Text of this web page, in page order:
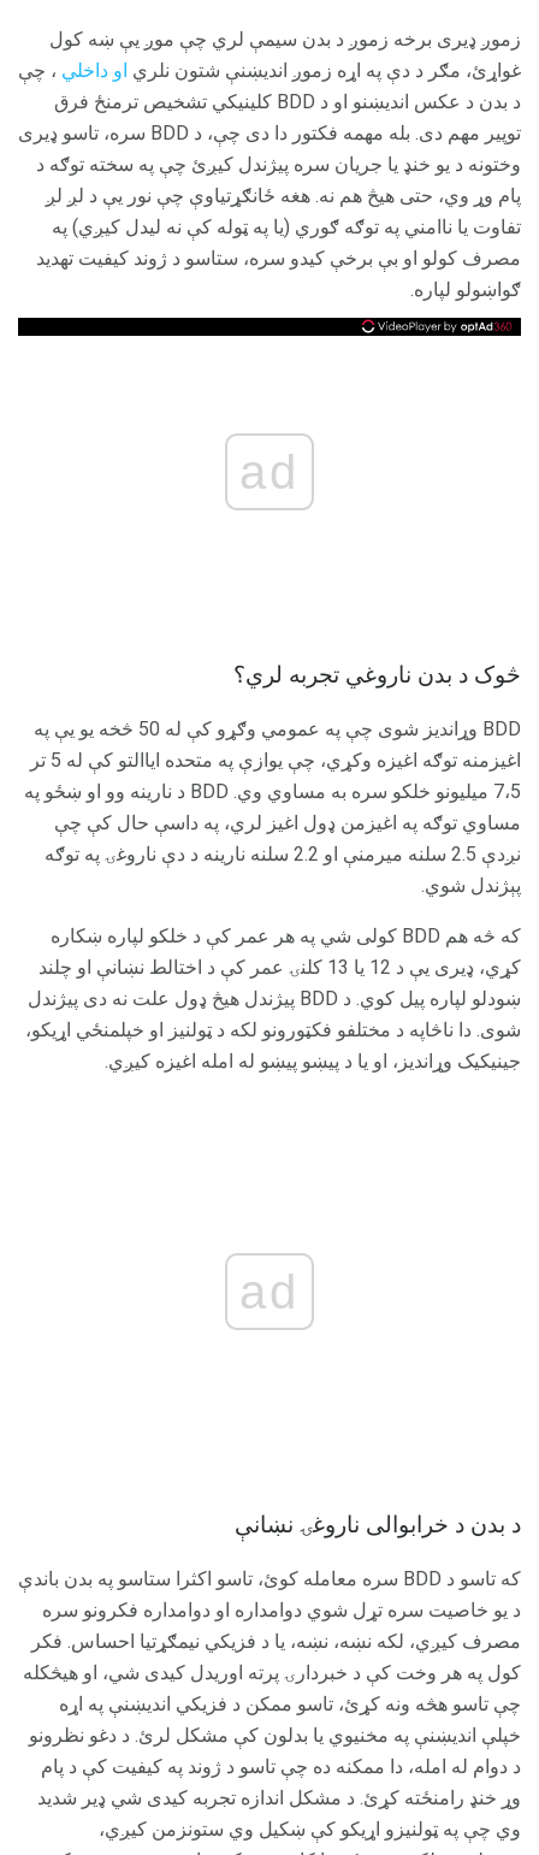
زموږ ډیری برخه زموږ د بدن سیمې لري چې موږ یې ښه کول
غواړئ، مګر د دې په اړه زموږ اندیښنې شتون نلري او داخلي ، چې
د بدن د عکس اندیښنو او د BDD کلینیکي تشخیص ترمنځ فرق
توپیر مهم دی. بله مهمه فکتور دا دی چې، د BDD سره، تاسو ډیری
وختونه د یو خنډ یا جریان سره پیژندل کیږئ چې په سخته توګه د
پام وړ وي، حتی هیڅ هم نه. هغه ځانګړتیاوې چې نور یې د لږ لږ
تفاوت یا ناامني په توګه ګوري (یا په ټوله کې نه لیدل کیږي) په
مصرف کولو او بې برخې کیدو سره، ستاسو د ژوند کیفیت تهدید
ګواښولو لپاره.
ad
څوک د بدن ناروغي تجربه لري؟
BDD وړاندیز شوی چې په عمومي وګړو کې له 50 څخه یو یې په
اغیزمنه توګه اغیزه وکړي، چې یوازې په متحده ایاالتو کې له 5 تر
7،5 میلیونو خلکو سره به مساوي وي. BDD د نارینه وو او ښځو په
مساوي توګه په اغیزمن ډول اغیز لري، په داسې حال کې چې
نږدې 2.5 سلنه میرمنې او 2.2 سلنه نارینه د دې ناروغۍ په توګه
پېژندل شوي.
که څه هم BDD کولی شي په هر عمر کې د خلکو لپاره ښکاره
کړي، ډیری یې د 12 یا 13 کلنۍ عمر کې د اختالط نښانې او چلند
ښودلو لپاره پیل کوي. د BDD پیژندل هیڅ ډول علت نه دی پیژندل
شوی. دا ناڅاپه د مختلفو فکټورونو لکه د ټولنیز او خپلمنځي اړیکو،
جینیکیک وړاندیز، او یا د پیښو پیښو له امله اغیزه کیږي.
ad
د بدن د خرابوالی ناروغۍ نښانې
که تاسو د BDD سره معامله کوئ، تاسو اکثرا ستاسو په بدن باندې
د یو خاصیت سره تړل شوي دوامداره او دوامداره فکرونو سره
مصرف کیږي، لکه نښه، نښه، یا د فزیکي نیمګړتیا احساس. فکر
کول په هر وخت کې د خبردارۍ پرته اوریدل کیدی شي، او هیڅکله
چې تاسو هڅه ونه کړئ، تاسو ممکن د فزیکي اندیښنې په اړه
خپلې اندیښنې په مخنیوي یا بدلون کې مشکل لرئ. د دغو نظرونو
د دوام له امله، دا ممکنه ده چې تاسو د ژوند په کیفیت کې د پام
وړ خنډ رامنځته کړئ. د مشکل اندازه تجربه کیدی شي ډیر شدید
وي چې په ټولنیزو اړیکو کې ښکیل وي ستونزمن کیږي،